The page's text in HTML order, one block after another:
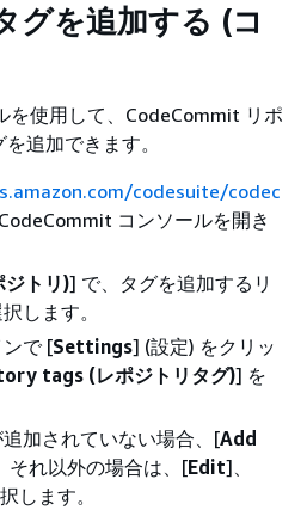
グを追加する (コ
を使用して、CodeCommit リポ
追加できます。
codesuite/codec
コンソールを開き
トリ)] で、タグを追加するリ
します。
で [Settings] (設定) をクリッ
tags (レポジトリタグ)] を
加されていない場合、[Add
それ以外の場合は、[Edit]、
します。